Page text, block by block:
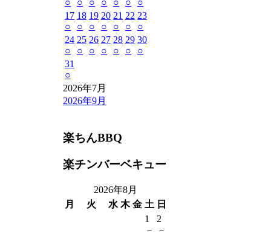
17
○
18
○
19
○
20
○
21
○
22
○
23
○
24
○
25
○
26
○
27
○
28
○
29
○
30
○
31
○
2026年7月
2026年9月
楽ちんBBQ
楽チンバーベキュー
2026年8月
月
火 水 木 金 土 日
1
－
2
－